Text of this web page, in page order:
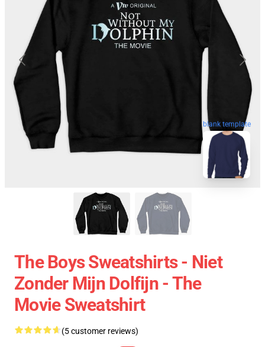
blank template
The Boys Sweatshirts - Niet
Zonder Mijn Dolfijn - The
Movie Sweatshirt
(5 customer reviews)